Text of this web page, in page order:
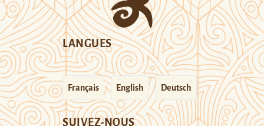
LANGUES
Français English Deutsch
SUIVEZ-NOUS